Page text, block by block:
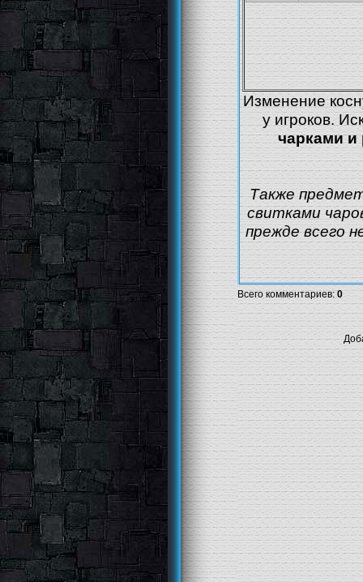
Изменение
у игроков.
чарками и
Также
свитками
прежде всего
Всего комментариев:0